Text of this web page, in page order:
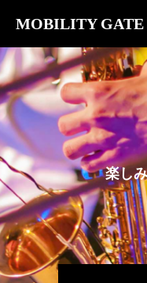
MOBILITY GATE
楽しみ